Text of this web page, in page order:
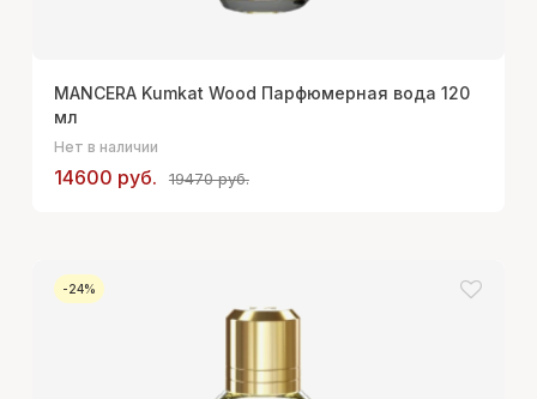
MANCERA Kumkat Wood Парфюмерная вода 120
мл
Нет в наличии
14600 руб. 19470 руб.
-24%